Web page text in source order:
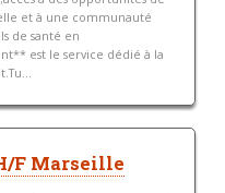
et à une communauté
de santé en
est le service dédié à la
F Marseille